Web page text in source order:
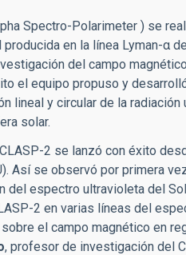
Spectro-Polarimeter ) se
en la línea Lyman-α
del campo
el equipo propuso y
lineal y circular de la
solar.
2 se lanzó con éxito
Así se observó por primera
del espectro ultravioleta del
2 en varias líneas del
el campo magnético en
, profesor de investigación del